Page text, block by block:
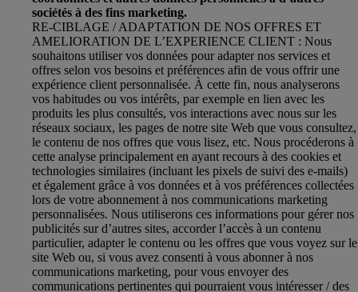
sociétés à des fins marketing.
RE-CIBLAGE / ADAPTATION DE NOS OFFRES ET
AMELIORATION DE L’EXPERIENCE CLIENT : Nous
souhaitons utiliser vos données pour adapter nos services et
offres selon vos besoins et préférences afin de vous offrir une
expérience client personnalisée. À cette fin, nous analyserons
vos habitudes ou vos intérêts, par exemple en lien avec les
produits les plus consultés, vos interactions avec nous sur les
réseaux sociaux, les pages de notre site Web que vous consultez,
le contenu de nos offres que vous lisez, etc. Nous procéderons à
cette analyse principalement en ayant recours à des cookies et
technologies similaires (incluant les pixels de suivi des e-mails)
et également grâce à vos données et à vos préférences collectées
lors de votre abonnement à nos communications marketing
personnalisées. Nous utiliserons ces informations pour gérer nos
publicités sur d’autres sites, accorder l’accès à un contenu
particulier, adapter le contenu ou les offres que vous voyez sur le
site Web ou, si vous avez consenti à vous abonner à nos
communications marketing, pour vous envoyer des
communications pertinentes qui pourraient vous intéresser / des